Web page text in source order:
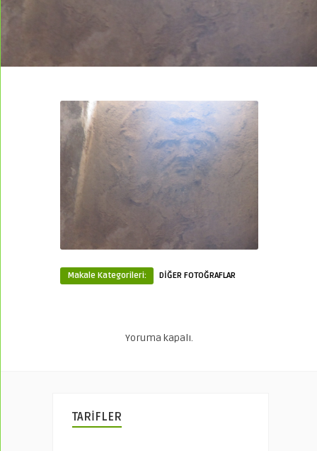
Makale Kategorileri: DİĞER FOTOĞRAFLAR
Yoruma kapalı.
TARİFLER